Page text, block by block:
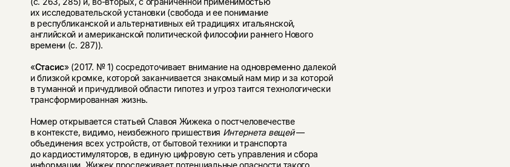
их исследовательской установки (свобода и ее понимание
в республиканской и альтернативных ей традициях итальянской,
английской и американской политической философии раннего Нового
времени (с. 287)).
«Стасис» (2017. № 1) сосредоточивает внимание на одновременно далекой
и близкой кромке, которой заканчивается знакомый нам мир и за которой
в туманной и причудливой области гипотез и угроз таится технологически
трансформированная жизнь.
Номер открывается статьей Славоя Жижека о постчеловечестве
в контексте, видимо, неизбежного пришествия Интернета вещей—
объединения всех устройств, от бытовой техники и транспорта
до кардиостимуляторов, в единую цифровую сеть управления и сбора